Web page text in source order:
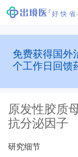
好 快 省
免费获得国外
个工作日回馈
原发性胶质
抗分泌因子
研究细节